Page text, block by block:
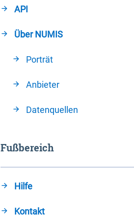
API
Über NUMIS
Porträt
Anbieter
Datenquellen
Fußbereich
Hilfe
Kontakt